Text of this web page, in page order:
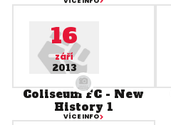
16
září
2013
Coliseum FC - New
History 1
VÍCE INFO